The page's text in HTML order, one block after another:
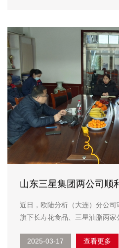
山东三星集团两公司顺
认证审核
近日，欧陆分析（大连）分公司
旗下长寿花食品、三星油脂两
关工作人员参加审核。 首次会议中，专家组就本次审核的
2025-03-17 查看更多